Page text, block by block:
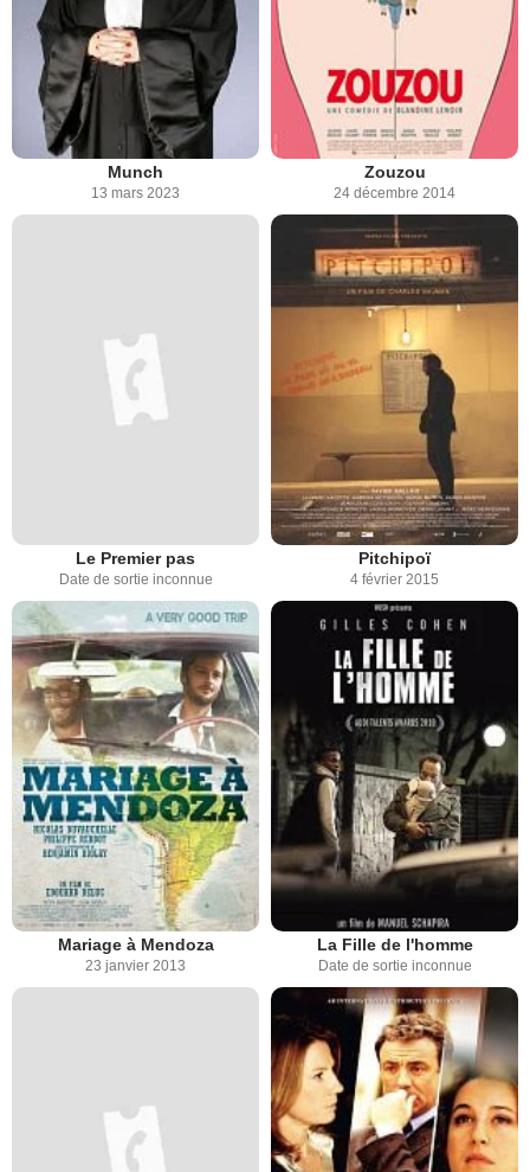
Munch
13 mars 2023
Zouzou
24 décembre 2014
Le Premier pas
Date de sortie inconnue
Pitchipoï
4 février 2015
Mariage à Mendoza
23 janvier 2013
La Fille de l'homme
Date de sortie inconnue